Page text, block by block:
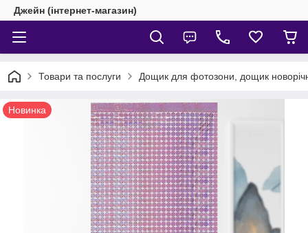
Джейн (інтернет-магазин)
Товари та послуги Дощик для фотозони, дощик
Новинка